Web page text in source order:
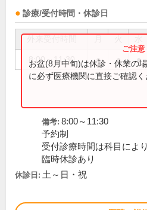
診療/受付時間・休診日
8:00～11:30 ● ● ●
お盆(8月中旬)は休診・休業の
に必ず医療機関に直接ご確認く
備考: 8:00～11:30
予約制
受付診療時間は科目によ
臨時休診あり
休診日: 土～日・祝